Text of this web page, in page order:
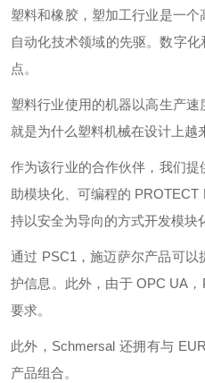
塑料和橡胶，塑加工行业是一
自动化技术领域的先驱。数字
点。
塑料行业使用的机器以高生产
就是为什么塑料机械在设计上越
作为该行业的合作伙伴，我们
助模块化、可编程的
持以安全为导向的方式开发模块
通过 PSC1，施迈萨尔产品可
护信息。此外，由于 OPC UA
要求。
此外，Schmersal 还拥有与
产品组合。